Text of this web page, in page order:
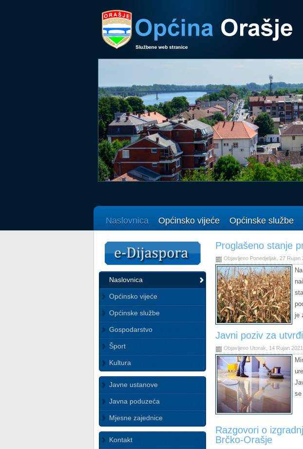
Naslovnica Općinsko vijeće Općinske službe
Naslovnica
Općinsko vijeće
Općinske službe
Gospodarstvo
Šport
Kultura
Javne ustanove
Javna poduzeća
Mjesne zajednice
Kontakt
Proglašeno stanje
Objavljeno Ponedjeljak, 27 Rujan
je
Javni poziv za
Objavljeno Utorak, 14 Rujan 2021
se
Razgovori o
Brčko-Orašje